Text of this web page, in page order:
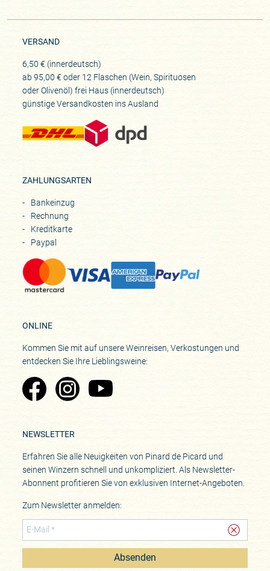
VERSAND
6,50 € (innerdeutsch)
ab 95,00 € oder 12 Flaschen (Wein, Spirituosen
oder Olivenöl) frei Haus (innerdeutsch)
günstige Versandkosten ins Ausland
ZAHLUNGSARTEN
Bankeinzug
Rechnung
Kreditkarte
Paypal
ONLINE
Kommen Sie mit auf unsere Weinreisen, Verkostungen und
entdecken Sie Ihre Lieblingsweine:
Zu Pinard's Facebook-Seite
Zu Pinard's Instagram-Seite
Zu Pinard's YouTube-Seite
NEWSLETTER
Erfahren Sie alle Neuigkeiten von Pinard de Picard und
seinen Winzern schnell und unkompliziert. Als Newsletter-
Abonnent profitieren Sie von exklusiven Internet-Angeboten.
Zum Newsletter anmelden:
Absenden